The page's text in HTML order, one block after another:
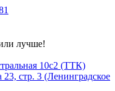
лучше!
10с2 (ТТК)
стр. 3 (Ленинградское